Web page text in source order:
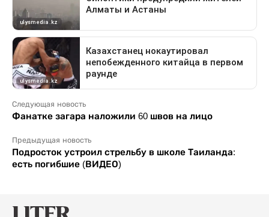
Следующая новость
Фанатке загара наложили 60 швов на лицо
Предыдущая новость
Подросток устроил стрельбу в школе Таиланда:
есть погибшие (ВИДЕО)